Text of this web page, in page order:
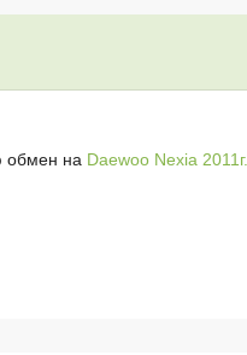
обмен на Daewoo Nexia 2011г.